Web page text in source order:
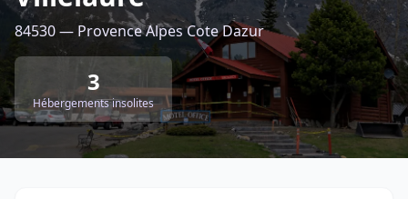
84530 — Provence Alpes Cote Dazur
3
Hébergements insolites